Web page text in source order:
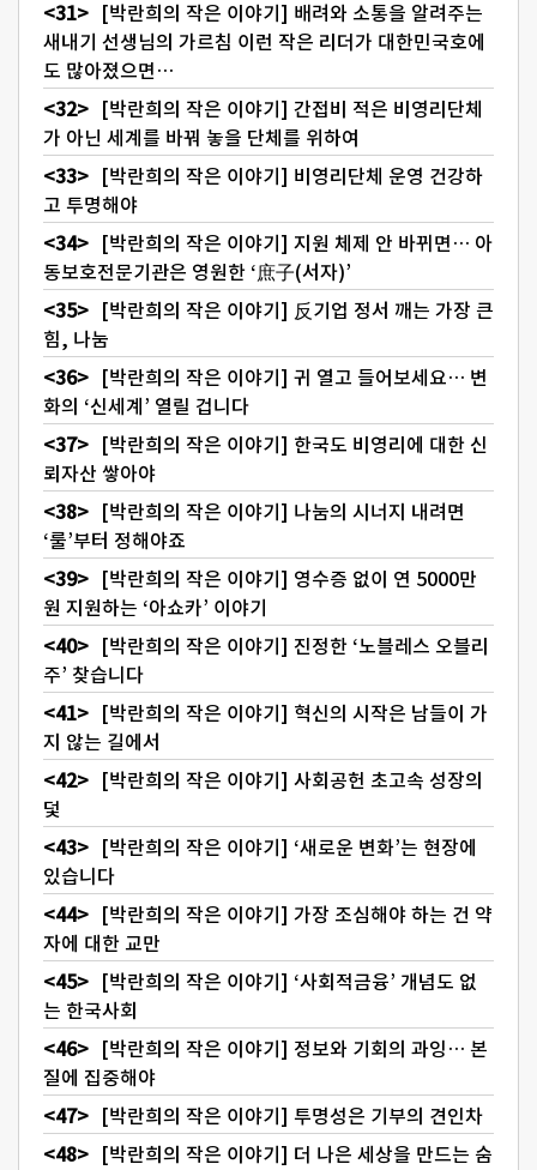
[박란희의 작은 이야기] 배려와 소통을 알려주는
새내기 선생님의 가르침 이런 작은 리더가 대한민국호에
도 많아졌으면…
[박란희의 작은 이야기] 간접비 적은 비영리단체
가 아닌 세계를 바꿔 놓을 단체를 위하여
[박란희의 작은 이야기] 비영리단체 운영 건강하
고 투명해야
[박란희의 작은 이야기] 지원 체제 안 바뀌면… 아
동보호전문기관은 영원한 ‘庶子(서자)’
[박란희의 작은 이야기] 反기업 정서 깨는 가장 큰
힘, 나눔
[박란희의 작은 이야기] 귀 열고 들어보세요… 변
화의 ‘신세계’ 열릴 겁니다
[박란희의 작은 이야기] 한국도 비영리에 대한 신
뢰자산 쌓아야
[박란희의 작은 이야기] 나눔의 시너지 내려면
‘룰’부터 정해야죠
[박란희의 작은 이야기] 영수증 없이 연 5000만
원 지원하는 ‘아쇼카’ 이야기
[박란희의 작은 이야기] 진정한 ‘노블레스 오블리
주’ 찾습니다
[박란희의 작은 이야기] 혁신의 시작은 남들이 가
지 않는 길에서
[박란희의 작은 이야기] 사회공헌 초고속 성장의
덫
[박란희의 작은 이야기] ‘새로운 변화’는 현장에
있습니다
[박란희의 작은 이야기] 가장 조심해야 하는 건 약
자에 대한 교만
[박란희의 작은 이야기] ‘사회적금융’ 개념도 없
는 한국사회
[박란희의 작은 이야기] 정보와 기회의 과잉… 본
질에 집중해야
[박란희의 작은 이야기] 투명성은 기부의 견인차
[박란희의 작은 이야기] 더 나은 세상을 만드는 숨